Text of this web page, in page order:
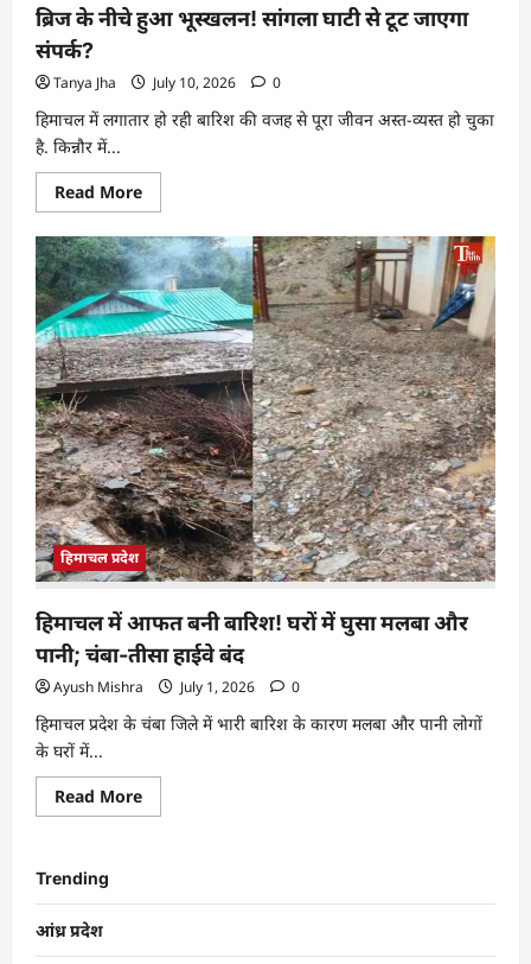
ब्रिज के नीचे हुआ भूस्खलन! सांगला घाटी से टूट जाएगा
संपर्क?
Tanya Jha July 10, 2026 0
हिमाचल में लगातार हो रही बारिश की वजह से पूरा जीवन अस्त-व्यस्त हो चुका
है. किन्नौर में...
Read More
हिमाचल प्रदेश
हिमाचल में आफत बनी बारिश! घरों में घुसा मलबा और
पानी; चंबा-तीसा हाईवे बंद
Ayush Mishra July 1, 2026 0
हिमाचल प्रदेश के चंबा जिले में भारी बारिश के कारण मलबा और पानी लोगों
के घरों में...
Read More
Trending
आंध्र प्रदेश